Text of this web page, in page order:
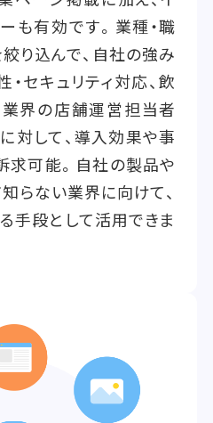
も有効です。業種・職
り込んで、自社の強み
セキュリティ対応、飲
界の店舗運営担当者
対して、導入効果や事
求可能。自社の製品や
らない業界に向けて、
手段として活用できま